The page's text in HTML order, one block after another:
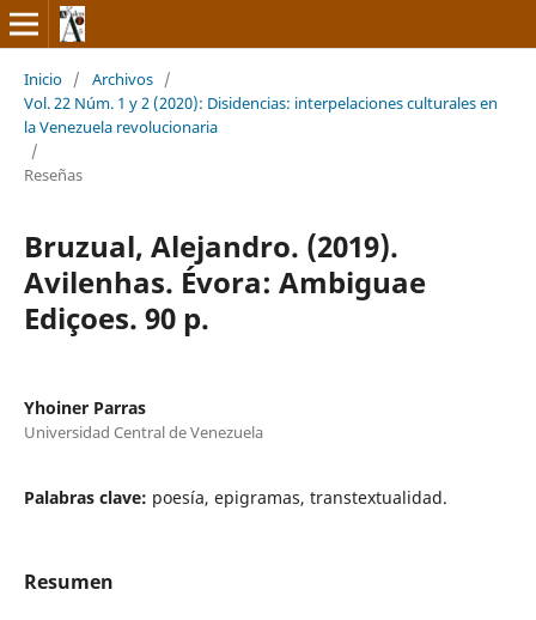
Inicio / Archivos /
Vol. 22 Núm. 1 y 2 (2020): Disidencias: interpelaciones culturales en
la Venezuela revolucionaria
/
Reseñas
Bruzual, Alejandro. (2019).
Avilenhas. Évora: Ambiguae
Ediçoes. 90 p.
Yhoiner Parras
Universidad Central de Venezuela
Palabras clave: poesía, epigramas, transtextualidad.
Resumen